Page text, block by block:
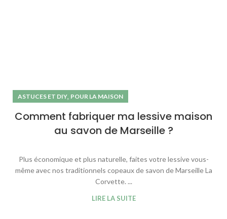
ASTUCES ET DIY, POUR LA MAISON
Comment fabriquer ma lessive maison
au savon de Marseille ?
Plus économique et plus naturelle, faites votre lessive vous-
même avec nos traditionnels copeaux de savon de Marseille La
Corvette. ...
LIRE LA SUITE